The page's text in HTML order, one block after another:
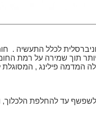
לכלל התעשיה .
תוך שמירה על רמת
המדמה פילינג , המסוגלת
עד להחלפת הלכלוך,